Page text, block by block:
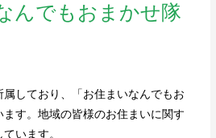
んでもおまかせ隊
しており、「お住まいなんでもお
ます。地域の皆様のお住まいに関す
います。